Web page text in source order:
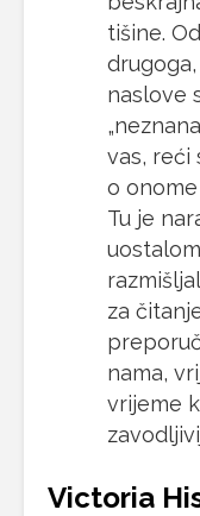
tišine.
naslove
vas, reći
o
Tu je
za
nama,
vrijeme
Victoria